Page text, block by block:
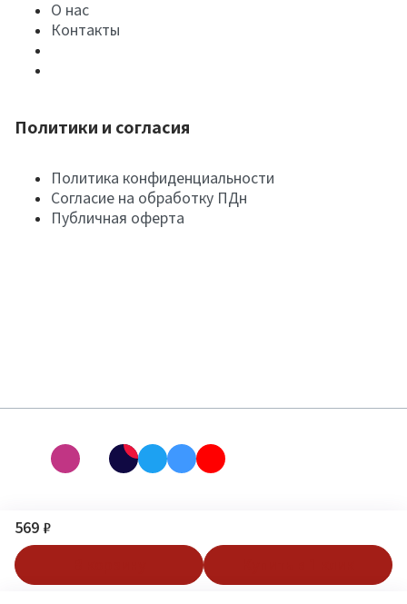
569 ₽
О нас
Контакты
Политики и согласия
Политика конфиденциальности
Согласие на обработку ПДн
Публичная оферта